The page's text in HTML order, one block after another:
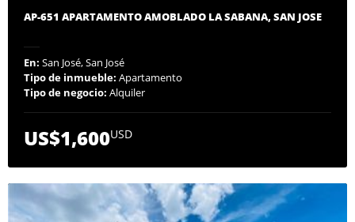
AP-651 APARTAMENTO AMOBLADO LA SABANA, SAN JOSE
En: San José, San José
Tipo de inmueble: Apartamento
Tipo de negocio: Alquiler
US$1,600USD